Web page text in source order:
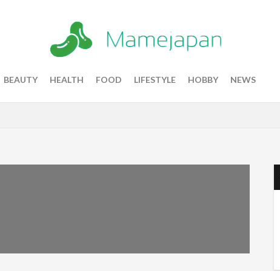
BEAUTY HEALTH FOOD LIFESTYLE HOBBY NEWS